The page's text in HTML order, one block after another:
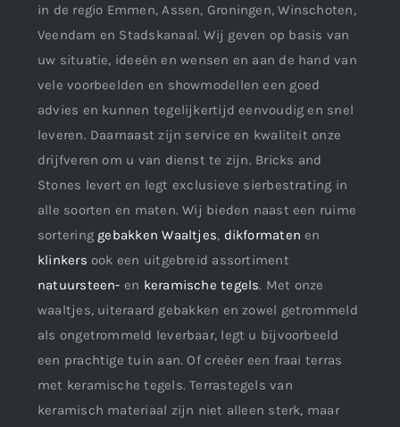
in de regio Emmen, Assen, Groningen, Winschoten,
Veendam en Stadskanaal. Wij geven op basis van
uw situatie, ideeën en wensen en aan de hand van
vele voorbeelden en showmodellen een goed
advies en kunnen tegelijkertijd eenvoudig en snel
leveren. Daarnaast zijn service en kwaliteit onze
drijfveren om u van dienst te zijn. Bricks and
Stones levert en legt exclusieve sierbestrating in
alle soorten en maten. Wij bieden naast een ruime
sortering gebakken Waaltjes, dikformaten en
klinkers ook een uitgebreid assortiment
natuursteen- en keramische tegels. Met onze
waaltjes, uiteraard gebakken en zowel getrommeld
als ongetrommeld leverbaar, legt u bijvoorbeeld
een prachtige tuin aan. Of creëer een fraai terras
met keramische tegels. Terrastegels van
keramisch materiaal zijn niet alleen sterk, maar